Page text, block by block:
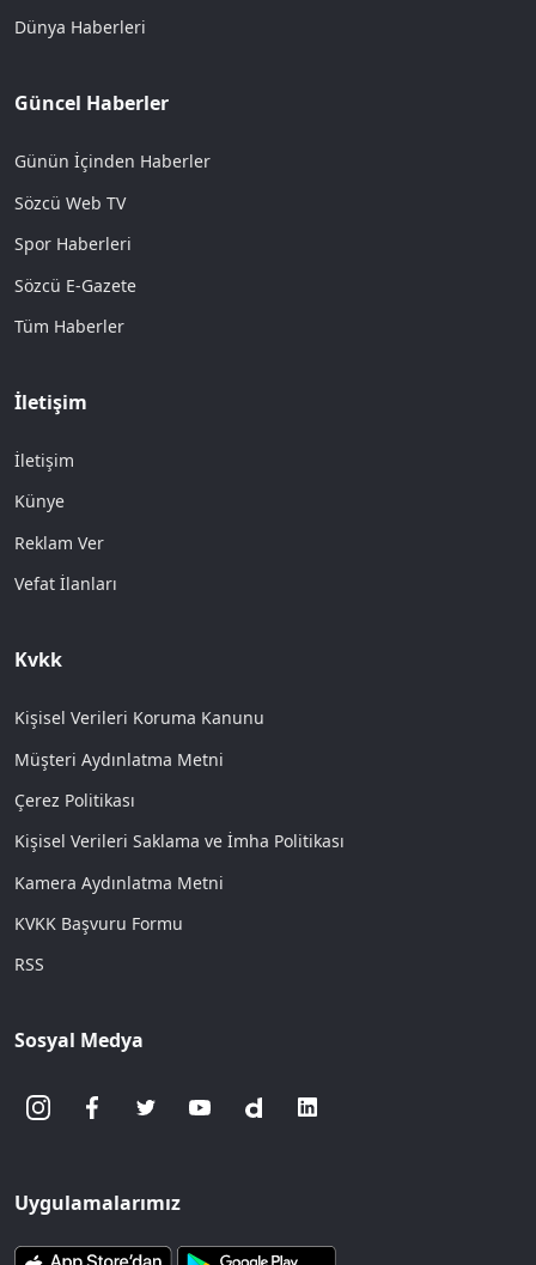
Dünya Haberleri
Güncel Haberler
Günün İçinden Haberler
Sözcü Web TV
Spor Haberleri
Sözcü E-Gazete
Tüm Haberler
İletişim
İletişim
Künye
Reklam Ver
Vefat İlanları
Kvkk
Kişisel Verileri Koruma Kanunu
Müşteri Aydınlatma Metni
Çerez Politikası
Kişisel Verileri Saklama ve İmha Politikası
Kamera Aydınlatma Metni
KVKK Başvuru Formu
RSS
Sosyal Medya
Uygulamalarımız